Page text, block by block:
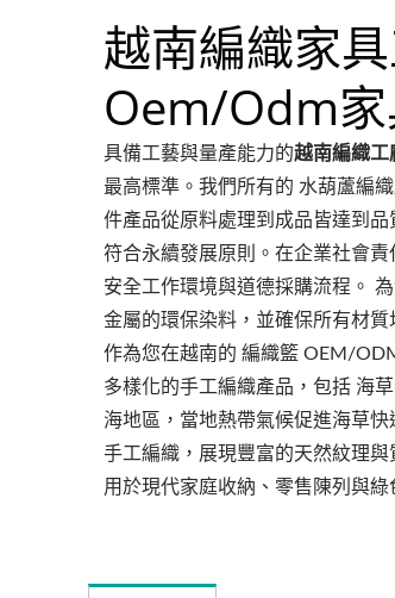
越南編織家
Oem/odm家
具備工藝與量產能力的越南編織工
最高標準。我們所有的 水葫蘆編
件產品從原料處理到成品皆達到
符合永續發展原則。在企業社會
安全工作環境與道德採購流程。
金屬的環保染料，並確保所有材
作為您在越南的 編織籃 OEM/
多樣化的手工編織產品，包括 海
海地區，當地熱帶氣候促進海草
手工編織，展現豐富的天然紋理
用於現代家庭收納、零售陳列與綠